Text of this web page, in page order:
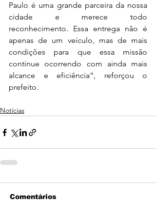
Paulo é uma grande parceira da nossa
cidade e merece todo
reconhecimento. Essa entrega não é
apenas de um veículo, mas de mais
condições para que essa missão
continue ocorrendo com ainda mais
alcance e eficiência”, reforçou o
prefeito.
Notícias
Comentários